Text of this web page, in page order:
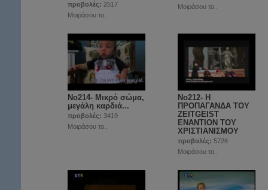
προβολές: 2517
Μοιράσου το..
Μοιράσου το..
No214- Μικρό σώμα,
μεγάλη καρδιά...
προβολές: 3419
Μοιράσου το..
Νο212- Η
ΠΡΟΠΑΓΑΝΔΑ ΤΟΥ
ZEITGEIST
ΕΝΑΝΤΙΟΝ ΤΟΥ
ΧΡΙΣΤΙΑΝΙΣΜΟΥ
προβολές: 5726
Μοιράσου το..